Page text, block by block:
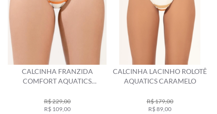
CALCINHA FRANZIDA
COMFORT AQUATICS
R$ 229,00
R$ 109,00
CALCINHA LACINHO ROLOTÊ
AQUATICS CARAMELO
R$ 179,00
R$ 89,00